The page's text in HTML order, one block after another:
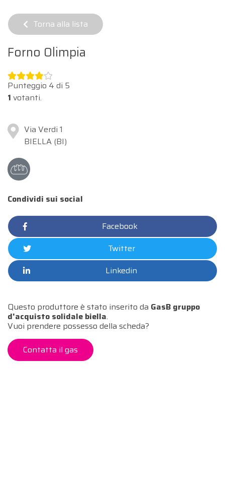
Torna alla lista
Forno Olimpia
Punteggio 4 di 5
1 votanti.
Via Verdi 1
BIELLA (BI)
Condividi sui social
Facebook
Twitter
Linkedin
Questo produttore è stato inserito da GasB gruppo
d'acquisto solidale biella.
Vuoi prendere possesso della scheda?
Contatta il gas